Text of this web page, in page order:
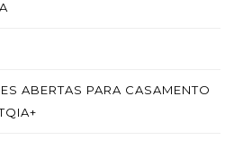
ABERTAS PARA CASAMENTO